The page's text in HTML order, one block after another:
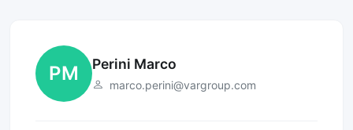
PM Perini Marco
marco.perini@vargroup.com